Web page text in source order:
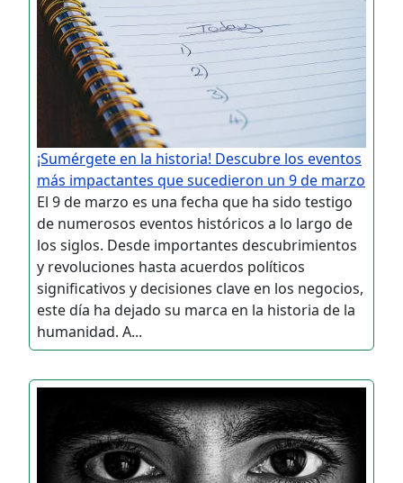
¡Sumérgete en la historia! Descubre los eventos
más impactantes que sucedieron un 9 de marzo
El 9 de marzo es una fecha que ha sido testigo
de numerosos eventos históricos a lo largo de
los siglos. Desde importantes descubrimientos
y revoluciones hasta acuerdos políticos
significativos y decisiones clave en los negocios,
este día ha dejado su marca en la historia de la
humanidad. A...